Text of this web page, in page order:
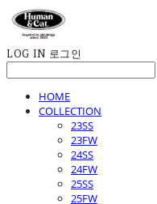
LOG IN 로그인
HOME
COLLECTION
23SS
23FW
24SS
24FW
25SS
25FW